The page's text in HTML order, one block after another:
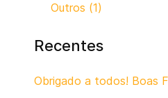
Outros (1)
Recentes
Obrigado a todos! Boas